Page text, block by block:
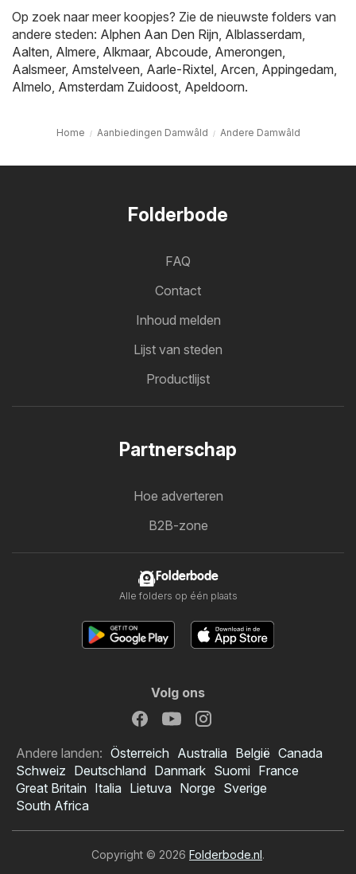
Op zoek naar meer koopjes? Zie de nieuwste folders van
andere steden: Alphen Aan Den Rijn Alblasserdam
Aalten Almere Alkmaar, Abcoude Amerongen
Aalsmeer, Amstelveen Aarle-Rixtel Arcen Appingedam
Almelo Amsterdam Zuidoost Apeldoorn.
Home Aanbiedingen Damwâld Andere Damwâld
Folderbode
FAQ
Contact
Inhoud melden
Lijst van steden
Productlijst
Partnerschap
Hoe adverteren
B2B-zone
Folderbode
Alle folders op één plaats
Volg ons
Andere landen: Österreich Australia België Canada
Schweiz Deutschland Danmark Suomi France
Great Britain Italia Lietuva Norge Sverige
South Africa
Copyright © 2026 Folderbode.nl.